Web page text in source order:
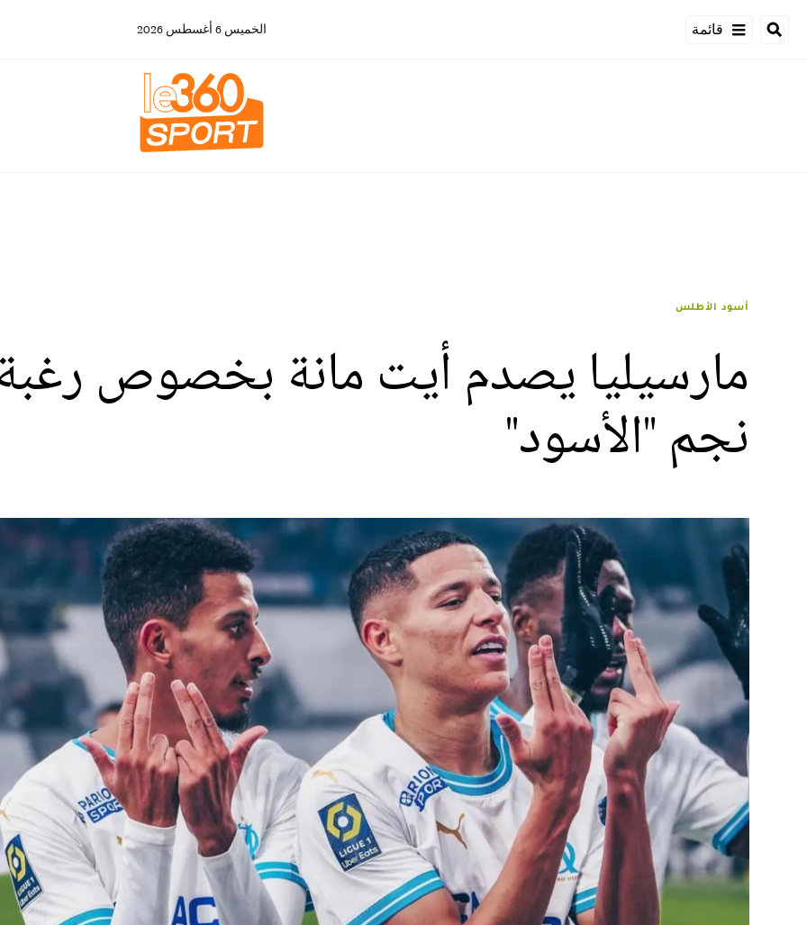
قائمة الخميس 6 أغسطس 2026
أسود الأطلس
مارسيليا يصدم أيت مانة بخصوص
نجم "الأسود"